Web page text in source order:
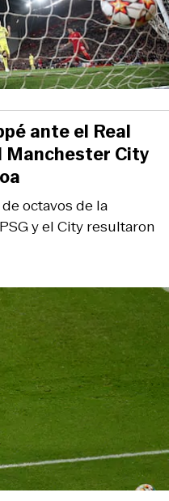
octavos de la
y el City resultaron
ante el Real
Manchester City